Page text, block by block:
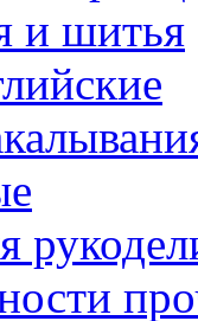
и шитья